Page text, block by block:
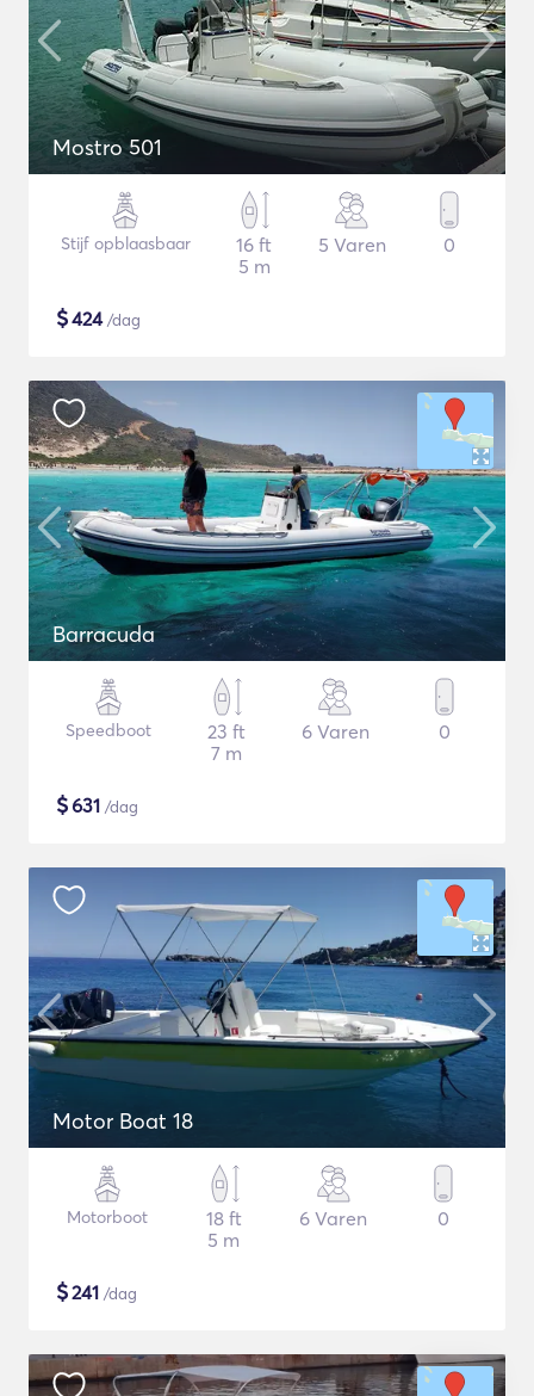
Mostro 501
Stijf opblaasbaar
16 ft
5 m
5 Varen 0
$424/dag
Barracuda
Speedboot
23 ft
7 m
6 Varen 0
$631 /dag
Motor Boat 18
Motorboot
18 ft
5 m
6 Varen 0
$241 /dag